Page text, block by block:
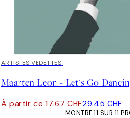
40%*
ARTISTES VEDETTES
Maarten Leon - Let's Go
À partir de 17.67 CHF29.45 CHF
MONTRE 11 SUR 11